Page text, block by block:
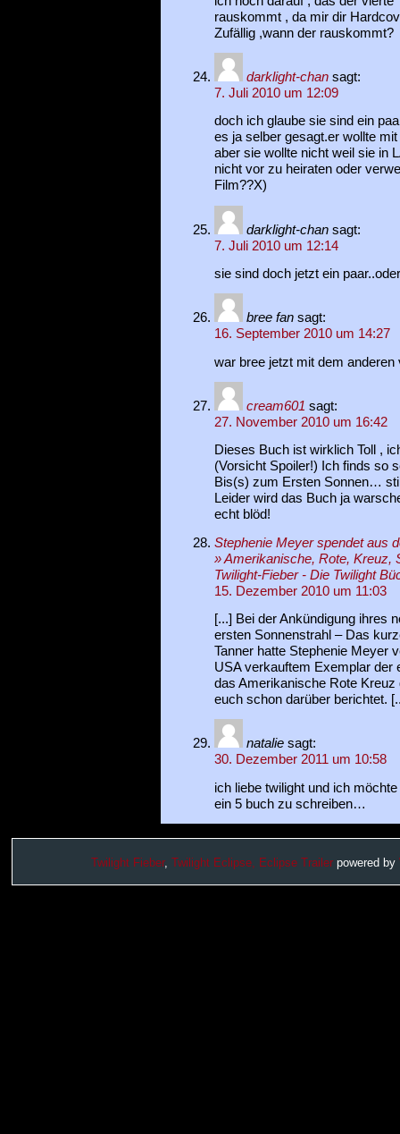
rauskommt , da mir dir
Zufällig ,wann der rauskommt?
darklight-chan sagt:
7. Juli 2010 um 12:09
doch ich glaube sie sind ein
es ja selber gesagt.er wollte
aber sie wollte nicht weil sie in
nicht vor zu heiraten oder
Film??X)
darklight-chan sagt:
7. Juli 2010 um 12:14
sie sind doch jetzt ein
bree fan sagt:
16. September 2010 um 14:27
war bree jetzt mit dem
cream601 sagt:
27. November 2010 um 16:42
Dieses Buch ist wirklich Toll ,
(Vorsicht Spoiler!) Ich finds so
Bis(s) zum Ersten Sonnen…
Leider wird das Buch ja
echt blöd!
Stephenie Meyer spendet aus
» Amerikanische, Rote, Kreuz,
Twilight-Fieber - Die Twilight
15. Dezember 2010 um 11:03
[...] Bei der Ankündigung ihres
ersten Sonnenstrahl – Das
Tanner hatte Stephenie Meyer
USA verkauftem Exemplar der
das Amerikanische Rote
euch schon darüber berichtet.
natalie sagt:
30. Dezember 2011 um 10:58
ich liebe twilight und ich
ein 5 buch zu schreiben…
Twilight Fieber, Twilight Eclipse, Eclipse Trailer powered by